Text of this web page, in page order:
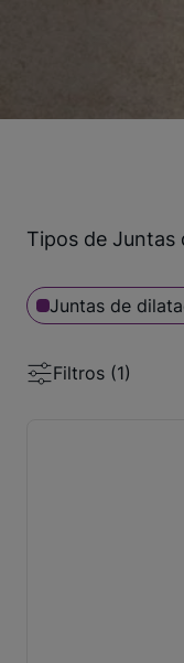
Tipos de Juntas
Juntas de
Filtros (1)